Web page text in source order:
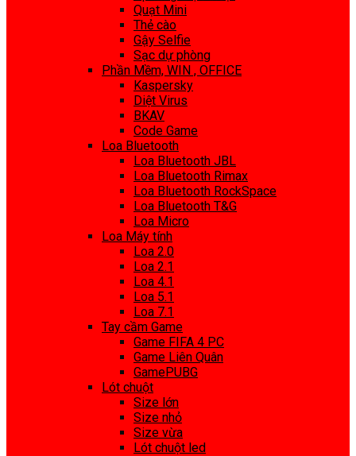
Quạt Mini
Thẻ cào
Gậy Selfie
Sạc dự phòng
Phần Mềm, WIN , OFFICE
Kaspersky
Diệt Virus
BKAV
Code Game
Loa Bluetooth
Loa Bluetooth JBL
Loa Bluetooth Rimax
Loa Bluetooth RockSpace
Loa Bluetooth T&G
Loa Micro
Loa Máy tính
Loa 2.0
Loa 2.1
Loa 4.1
Loa 5.1
Loa 7.1
Tay cầm Game
Game FIFA 4 PC
Game Liên Quân
GamePUBG
Lót chuột
Size lớn
Size nhỏ
Size vừa
Lót chuột led